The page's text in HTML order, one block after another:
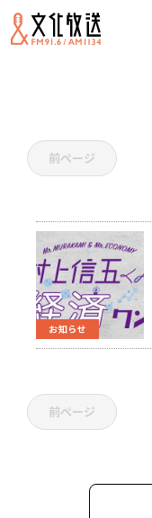
前ページ
お知らせ
前ページ